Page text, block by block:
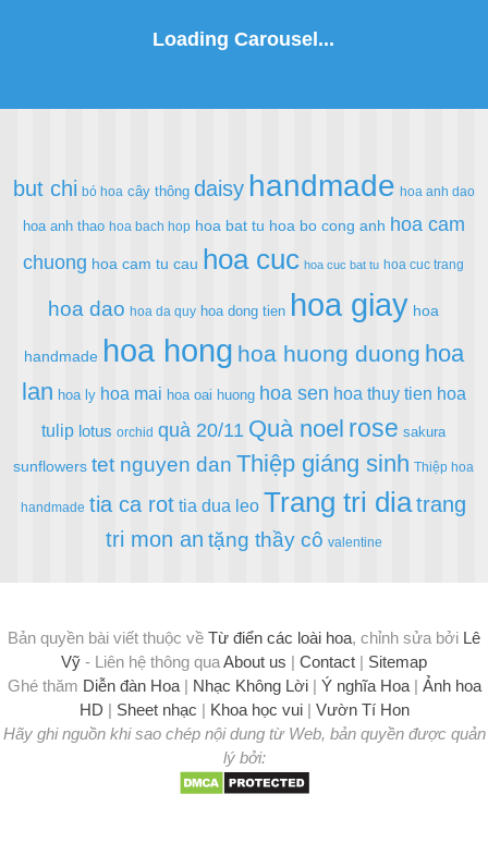
but chi bó hoa cây thông daisy handmade hoa anh dao
hoa anh thao hoa bach hop hoa bat tu hoa bo cong anh hoa cam
chuong hoa cam tu cau hoa cuc hoa cuc bat tu hoa cuc trang
hoa dao hoa da quy hoa dong tien hoa giay hoa
handmade hoa hong hoa huong duong hoa
lan hoa ly hoa mai hoa oai huong hoa sen hoa thuy tien hoa
tulip lotus orchid quà 20/11 Quà noel rose sakura
sunflowers tet nguyen dan Thiệp giáng sinh Thiệp hoa
handmade tia ca rot tia dua leo Trang tri diatrang
tri mon an tặng thầy cô valentine
Bản quyền bài viết thuộc về Từ điển các loài hoa, chỉnh sửa bởi Lê
Vỹ - Liên hệ thông quaAbout us | Contact | Sitemap
Ghé thăm Diễn đàn Hoa| Nhạc Không Lời| Ý nghĩa Hoa| Ảnh hoa
HD | Sheet nhạc | Khoa học vui| Vườn Tí Hon
Hãy ghi nguồn khi sao chép nội dung từ Web, bản quyền được quản
lý bởi: